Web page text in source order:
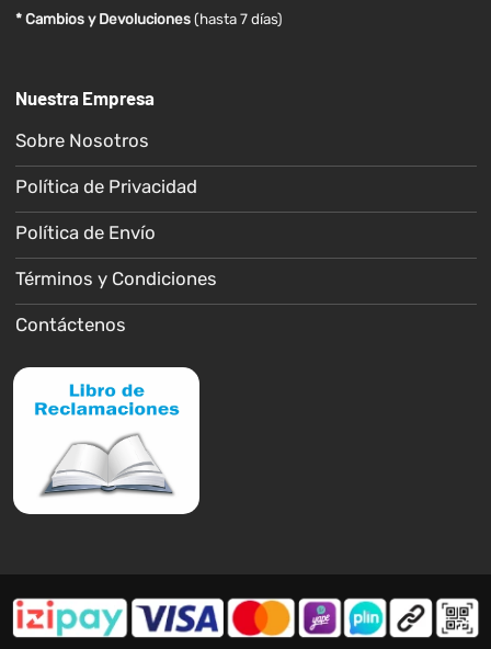
* Cambios y Devoluciones (hasta 7 días)
Nuestra Empresa
Sobre Nosotros
Política de Privacidad
Política de Envío
Términos y Condiciones
Contáctenos